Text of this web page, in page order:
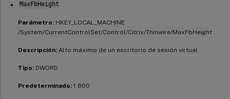
MaxFbHeight
Parámetro: HKEY_LOCAL_MACHINE
/System/CurrentControlSet/Control/Citrix/Thinwire/MaxFbHeight
Descripción: Alto máximo de un escritorio de sesión virtual
Tipo: DWORD
Predeterminado: 1.600